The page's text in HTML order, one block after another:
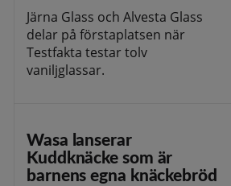
Järna Glass och Alvesta Glass
delar på förstaplatsen när
Testfakta testar tolv
vaniljglassar.
Wasa lanserar
Kuddknäcke som är
barnens egna knäckebröd